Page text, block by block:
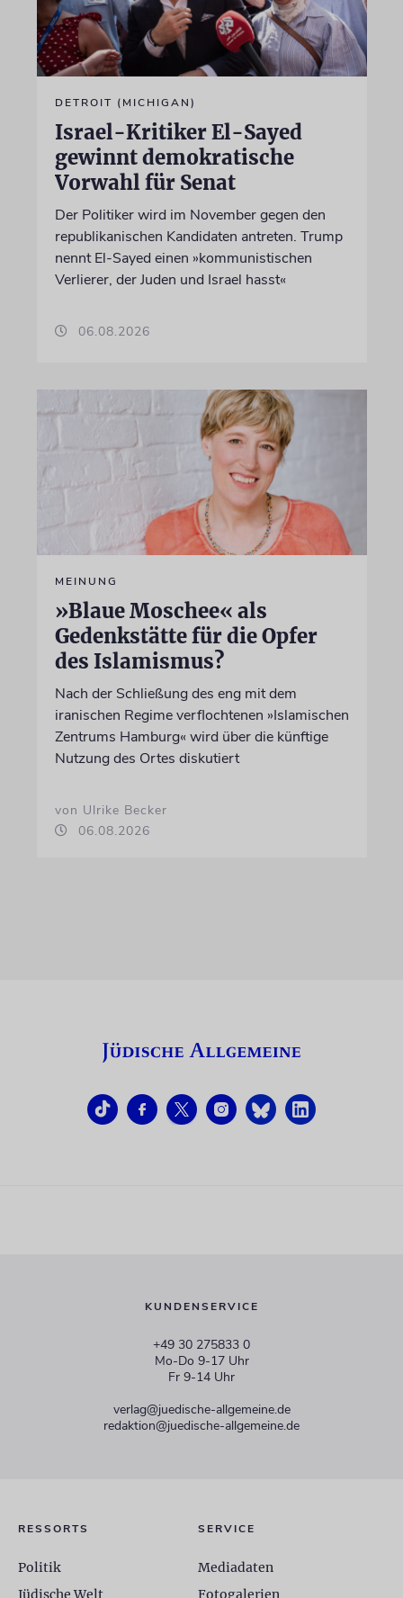
DETROIT (MICHIGAN)
Israel-Kritiker El-Sayed
gewinnt demokratische
Vorwahl für Senat
Der Politiker wird im November gegen den
republikanischen Kandidaten antreten. Trump
nennt El-Sayed einen »kommunistischen
Verlierer, der Juden und Israel hasst«
06.08.2026
MEINUNG
»Blaue Moschee« als
Gedenkstätte für die Opfer
des Islamismus?
Nach der Schließung des eng mit dem
iranischen Regime verflochtenen »Islamischen
Zentrums Hamburg« wird über die künftige
Nutzung des Ortes diskutiert
von Ulrike Becker
06.08.2026
KUNDENSERVICE
+49 30 275833 0
Mo-Do 9-17 Uhr
Fr 9-14 Uhr
verlag@juedische-allgemeine.de
redaktion@juedische-allgemeine.de
RESSORTS
Politik
Jüdische Welt
SERVICE
Mediadaten
Fotogalerien